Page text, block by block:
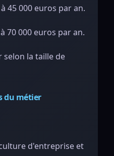
45 000 euros par an.
70 000 euros par an.
selon la taille de
du métier
d'entreprise et